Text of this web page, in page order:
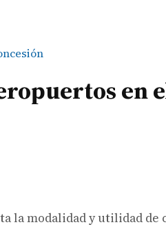
la modalidad y utilidad de